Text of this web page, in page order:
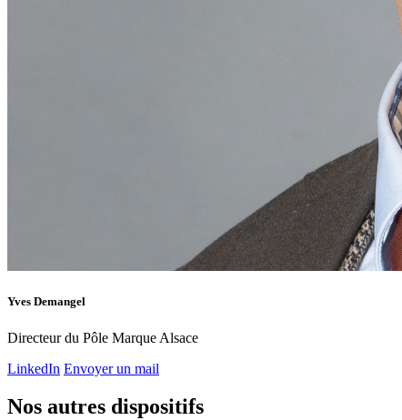
Yves Demangel
Directeur du Pôle Marque Alsace
LinkedIn Envoyer un mail
Nos autres dispositifs